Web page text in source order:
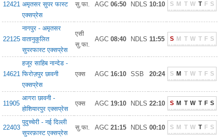
12421 अमृतसर सुपर फास्ट
एक्सप्रेस
सु.फा. AGC 06:50 NDLS 10:10 S M T W T F S
22125
नागपुर - अमृतसर
वातानुकूलित
सुपरफास्ट एक्सप्रेस
एसी
सु.फा.
AGC 08:40 NDLS 11:55 S M T W T F S
14621
हजूर साहिब नान्देड -
फिरोज़पुर छावनी
एक्सप्रेस
एक्स AGC 16:10 SSB 20:24 S M T W T F S
11905
आगरा छावनी -
होशियारपुर एक्सप्रेस
एक्स AGC 19:10 NDLS 22:10 S M T W T F S
22403
पुदुच्चेरी - नई दिल्ली
सुपरफ़ास्ट एक्सप्रेस
सु.फा. AGC 21:15 NDLS 00:10 S M T W T F S